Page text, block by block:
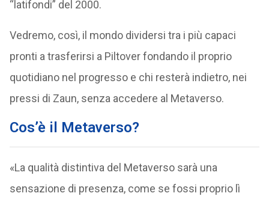
“latifondi” del 2000.
Vedremo, così, il mondo dividersi tra i più capaci
pronti a trasferirsi a Piltover fondando il proprio
quotidiano nel progresso e chi resterà indietro, nei
pressi di Zaun, senza accedere al Metaverso.
Cos’è il Metaverso?
«La qualità distintiva del Metaverso sarà una
sensazione di presenza, come se fossi proprio lì